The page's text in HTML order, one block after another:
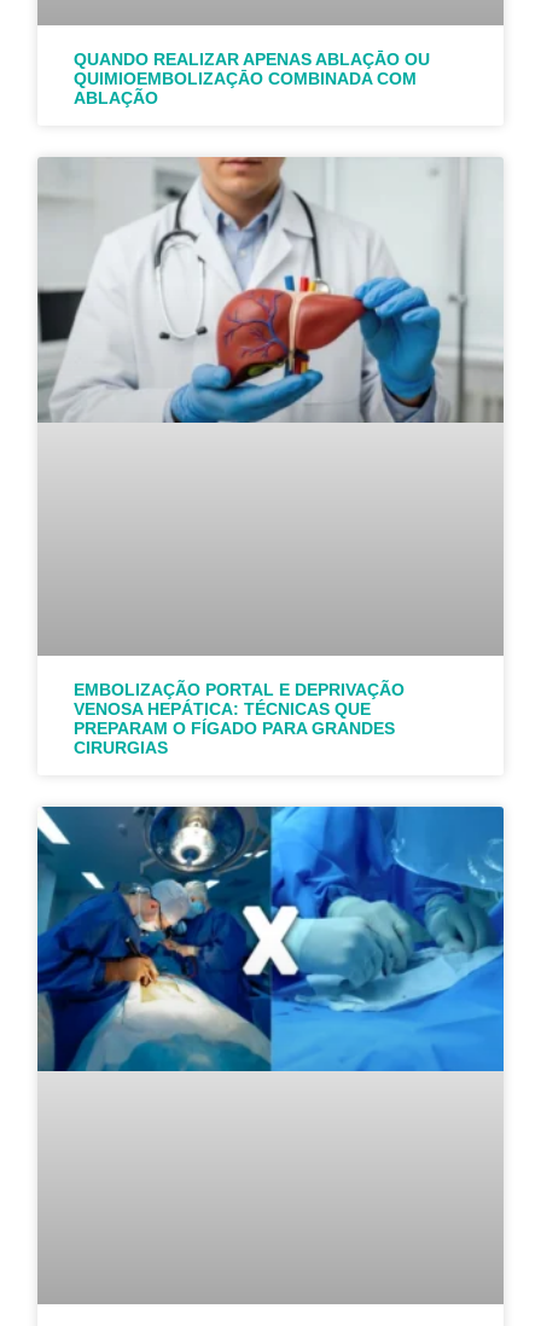
QUANDO REALIZAR APENAS ABLAÇĀO OU
QUIMIOEMBOLIZAÇĀO COMBINADA COM
ABLAÇÃO
EMBOLIZAÇÃO PORTAL E DEPRIVAÇÃO
VENOSA HEPÁTICA: TÉCNICAS QUE
PREPARAM O FÍGADO PARA GRANDES
CIRURGIAS